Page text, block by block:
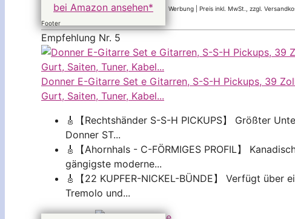
bei Amazon ansehen*
Werbung | Preis inkl. MwSt., zzgl.
Footer
Empfehlung Nr. 5
Donner E-Gitarre Set e Gitarren, S-S-H Pickups, 39
Gurt, Saiten, Tuner, Kabel...
🎸【Rechtshänder S-S-H PICKUPS】 Größter
Donner ST...
🎸【Ahornhals - C-FÖRMIGES PROFIL】
gängigste moderne...
🎸【22 KUPFER-NICKEL-BÜNDE】 Verfügt
Tremolo und...